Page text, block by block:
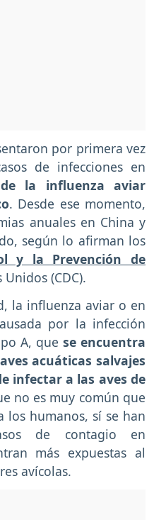
por primera vez
de infecciones en
la influenza aviar
. Desde ese momento,
anuales en China y
según lo afirman los
y la Prevención de
Unidos (CDC).
la influenza aviar o en
por la infección
A, quese encuentra
acuáticas salvajes
infectar a las aves de
no es muy común que
los humanos, sí se han
de contagio en
más expuestas al
avícolas.